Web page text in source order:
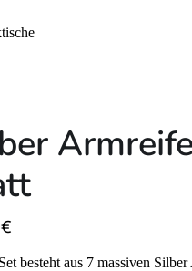
€
besteht aus 7 massiven